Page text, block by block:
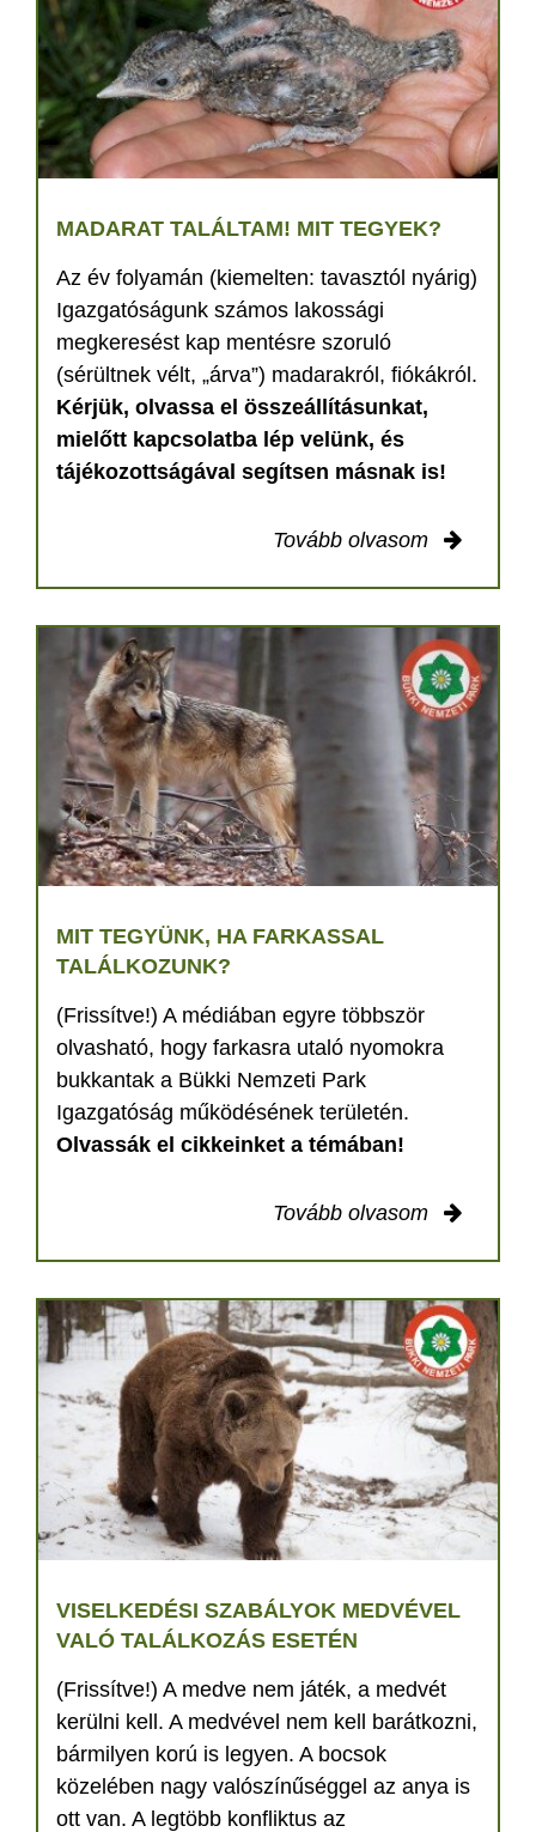
MADARAT TALÁLTAM! MIT TEGYEK?
Az év folyamán (kiemelten: tavasztól nyárig)
Igazgatóságunk számos lakossági
megkeresést kap mentésre szoruló
(sérültnek vélt, „árva”) madarakról, fiókákról.
Kérjük, olvassa el összeállításunkat,
mielőtt kapcsolatba lép velünk, és
tájékozottságával segítsen másnak is!
Tovább olvasom
MIT TEGYÜNK, HA FARKASSAL
TALÁLKOZUNK?
(Frissítve!) A médiában egyre többször
olvasható, hogy farkasra utaló nyomokra
bukkantak a Bükki Nemzeti Park
Igazgatóság működésének területén.
Olvassák el cikkeinket a témában!
Tovább olvasom
VISELKEDÉSI SZABÁLYOK MEDVÉVEL
VALÓ TALÁLKOZÁS ESETÉN
(Frissítve!) A medve nem játék, a medvét
kerülni kell. A medvével nem kell barátkozni,
bármilyen korú is legyen. A bocsok
közelében nagy valószínűséggel az anya is
ott van. A legtöbb konfliktus az